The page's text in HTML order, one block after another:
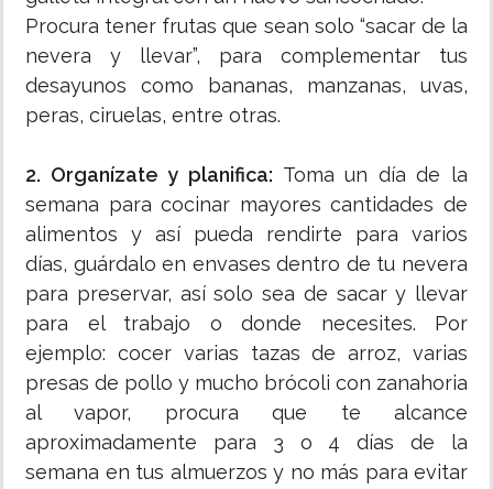
Procura tener frutas que sean solo “sacar de la
nevera y llevar”, para complementar tus
desayunos como bananas, manzanas, uvas,
peras, ciruelas, entre otras.
2. Organízate y planifica: Toma un día de la
semana para cocinar mayores cantidades de
alimentos y así pueda rendirte para varios
días, guárdalo en envases dentro de tu nevera
para preservar, así solo sea de sacar y llevar
para el trabajo o donde necesites. Por
ejemplo: cocer varias tazas de arroz, varias
presas de pollo y mucho brócoli con zanahoria
al vapor, procura que te alcance
aproximadamente para 3 o 4 días de la
semana en tus almuerzos y no más para evitar